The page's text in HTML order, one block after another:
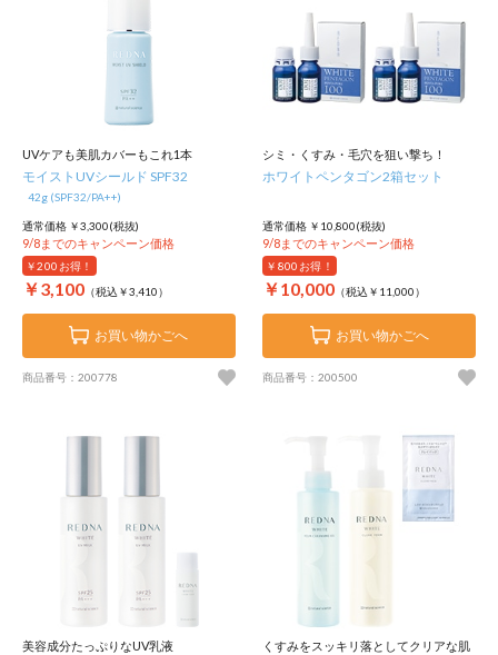
UVケアも美肌カバーもこれ1本
モイストUVシールド SPF32
42g (SPF32/PA++)
通常価格 ￥3,300(税抜)
9/8までのキャンペーン価格
￥200 お得！
￥3,100 （税込￥3,410）
お買い物かごへ
商品番号：200778
シミ・くすみ・毛穴を狙い撃ち！
ホワイトペンタゴン2箱セット
通常価格 ￥10,800(税抜)
9/8までのキャンペーン価格
￥800 お得！
￥10,000 （税込￥11,000）
お買い物かごへ
商品番号：200500
美容成分たっぷりなUV乳液
くすみをスッキリ落としてクリアな肌